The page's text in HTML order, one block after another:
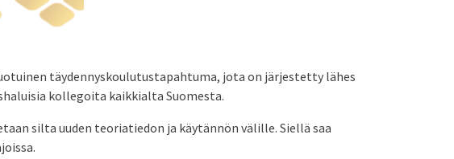
täydennyskoulutustapahtuma, jota on järjestetty lähes
kollegoita kaikkialta Suomesta.
silta uuden teoriatiedon ja käytännön välille. Siellä saa